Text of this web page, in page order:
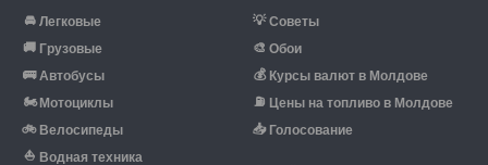
🚘 Легковые
🚚 Грузовые
🚌 Автобусы
🏍 Мотоциклы
🚲 Велосипеды
⛵ Водная техника
💡 Советы
🎨 Обои
💰 Курсы валют в Молдове
⛽ Цены на топливо в Молдове
📥 Голосование